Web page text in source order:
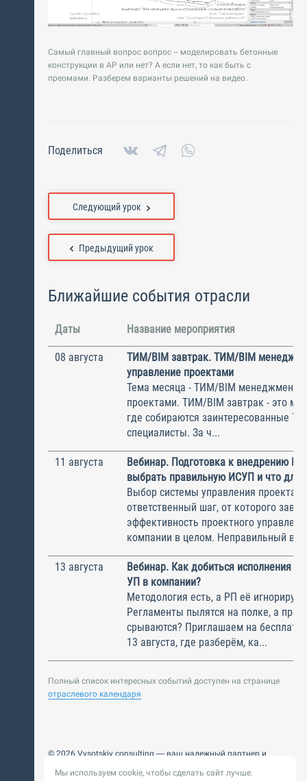
Самый главный вопрос вопрос – моделировать бетонные
конструкции в АР или нет? А если нет, то как быть с
преомами. Разберем варианты решений на видео.
Поделиться
Предыдущий урок
Следующий урок
Ближайшие события отрасли
Даты Название мероприятия
08 августа
ТИМ/BIM завтрак. ТИМ/BIM
управление проектами
Тема месяца - ТИМ/BIM менеджмент и
проектами. ТИМ/BIM завтрак - это
где собираются заинтересованные
специалисты. За ч...
11 августа
Вебинар. Подготовка к внедрению
выбрать правильную ИСУП и что для
Выбор системы управления
ответственный шаг, от которого
эффективность проектного
компании в целом. Неправильный
13 августа
Вебинар. Как добиться исполнения
УП в компании?
Методология есть, а РП её
Регламенты пылятся на полке, а
срываются? Приглашаем на
13 августа, где разберём, ка...
Полный список интересных событий доступен на странице
отраслевого календаря
© 2026 Vysotskiy consulting — ваш надежный партнер и
Цифровизация, BIM, ИИ. Внедряем и оптимизируем
Мы используем cookie, чтобы сделать сайт лучше.